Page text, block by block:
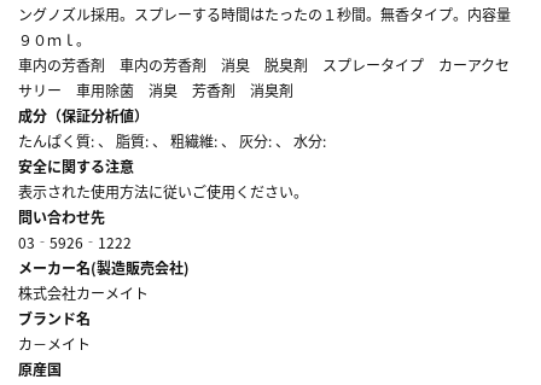
ングノズル採用。スプレーする時間はたったの１秒間。無香タイプ。内容量
９０ｍｌ。
車内の芳香剤 車内の芳香剤 消臭 脱臭剤 スプレータイプ カーアクセ
サリー 車用除菌 消臭 芳香剤 消臭剤
成分（保証分析値）
たんぱく質: 、 脂質: 、 粗繊維: 、 灰分: 、 水分:
安全に関する注意
表示された使用方法に従いご使用ください。
問い合わせ先
03‐5926‐1222
メーカー名(製造販売会社)
株式会社カーメイト
ブランド名
カ－メイト
原産国